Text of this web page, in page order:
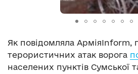
Як повідомляла АрміяInform,
терористичних атак ворога
населених пунктів Сумської